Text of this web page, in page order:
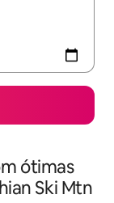
ótimas
Ski Mtn